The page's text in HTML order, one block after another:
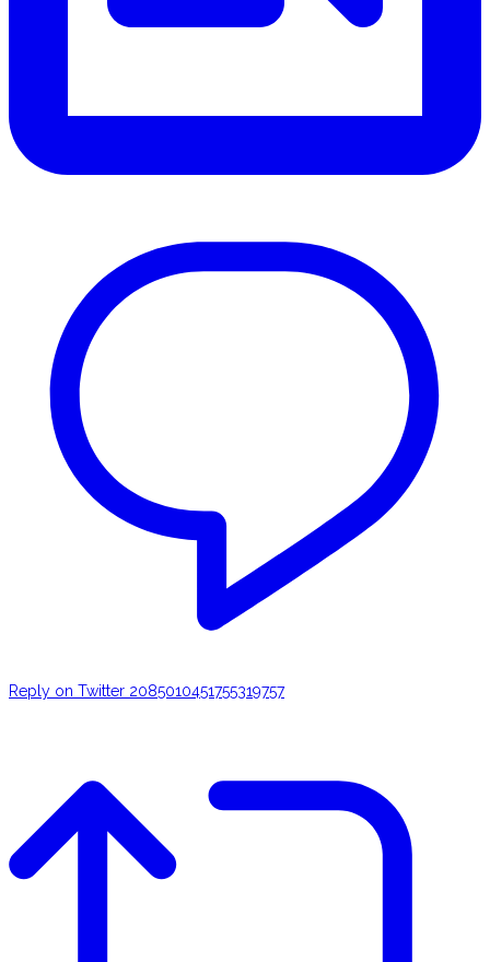
Reply on Twitter 2085010451755319757